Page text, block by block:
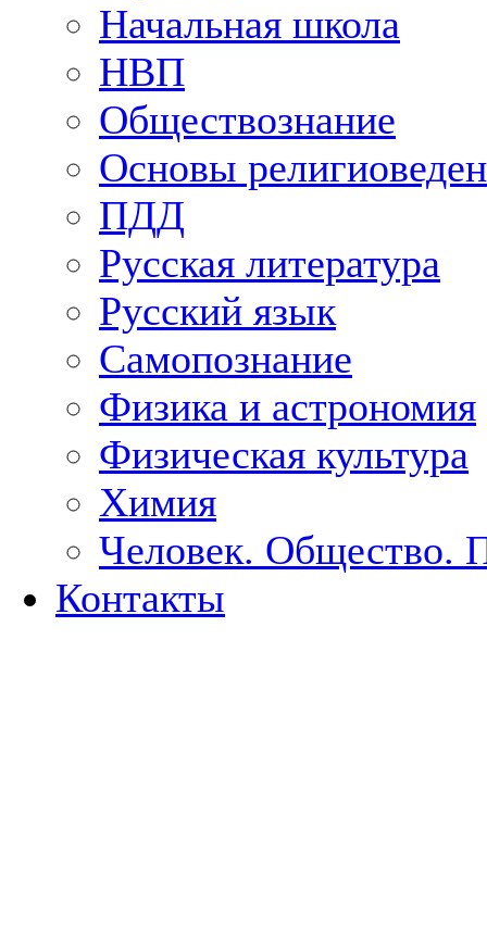
Начальная школа
НВП
Обществознание
Основы
ПДД
Русская литература
Русский язык
Самопознание
Физика и астрономия
Физическая культура
Химия
Человек. Общество.
Контакты